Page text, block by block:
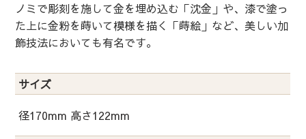
ノミで彫刻を施して金を埋め込む「沈金」や、漆で塗っ
た上に金粉を蒔いて模様を描く「蒔絵」など、美しい加
飾技法においても有名です。
サイズ
径170mm 高さ122mm